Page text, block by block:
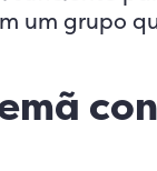
um grupo